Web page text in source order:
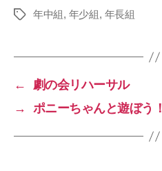
c
o
o
n
タ
年中組, 年少組, 年長組
←
劇の会リハーサル
→
ポニーちゃんと遊ぼう！